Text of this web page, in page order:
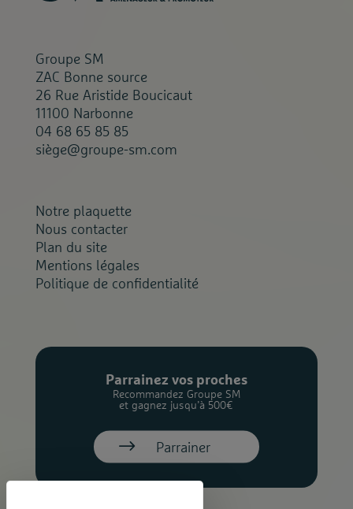
Groupe SM
ZAC Bonne source
26 Rue Aristide Boucicaut
11100 Narbonne
04 68 65 85 85
siège@groupe-sm.com
Notre plaquette
Nous contacter
Plan du site
Mentions légales
Politique de confidentialité
Parrainez vos proches
Recommandez Groupe SM
et gagnez jusqu’à 500€
Parrainer